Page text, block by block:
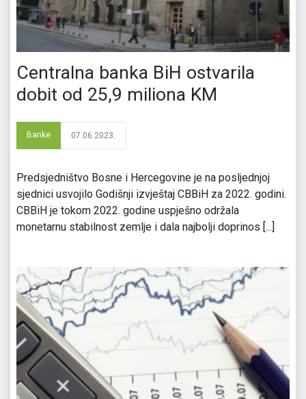
Centralna banka BiH ostvarila
dobit od 25,9 miliona KM
Banke 07.06.2023.
Predsjedništvo Bosne i Hercegovine je na posljednjoj
sjednici usvojilo Godišnji izvještaj CBBiH za 2022. godini.
CBBiH je tokom 2022. godine uspješno održala
monetarnu stabilnost zemlje i dala najbolji doprinos [...]